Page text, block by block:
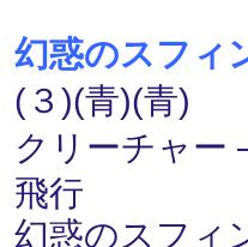
幻惑のスフィ
(３)(青)(青)
クリーチャ
飛行
幻惑のスフィ